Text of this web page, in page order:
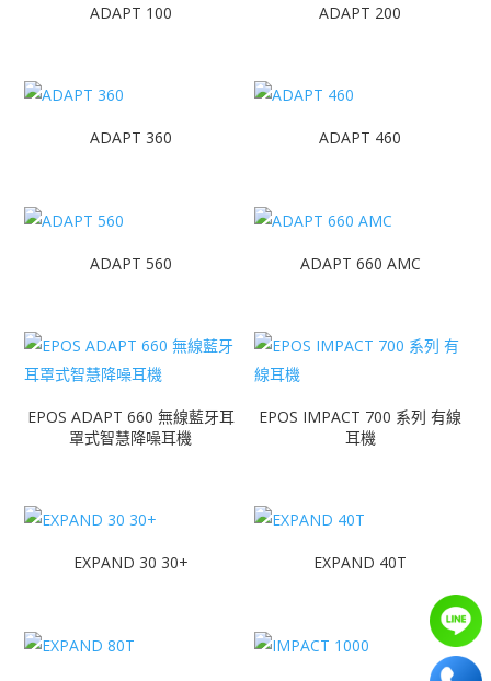
ADAPT 100 ADAPT 200
ADAPT 360 ADAPT 460
ADAPT 560 ADAPT 660 AMC
EPOS ADAPT 660 無線藍牙耳
罩式智慧降噪耳機
EPOS IMPACT 700 系列 有線
耳機
EXPAND 30 30+ EXPAND 40T